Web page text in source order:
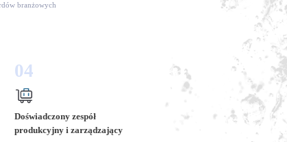
branżowych
04
Doświadczony zespół
produkcyjny i zarządzający